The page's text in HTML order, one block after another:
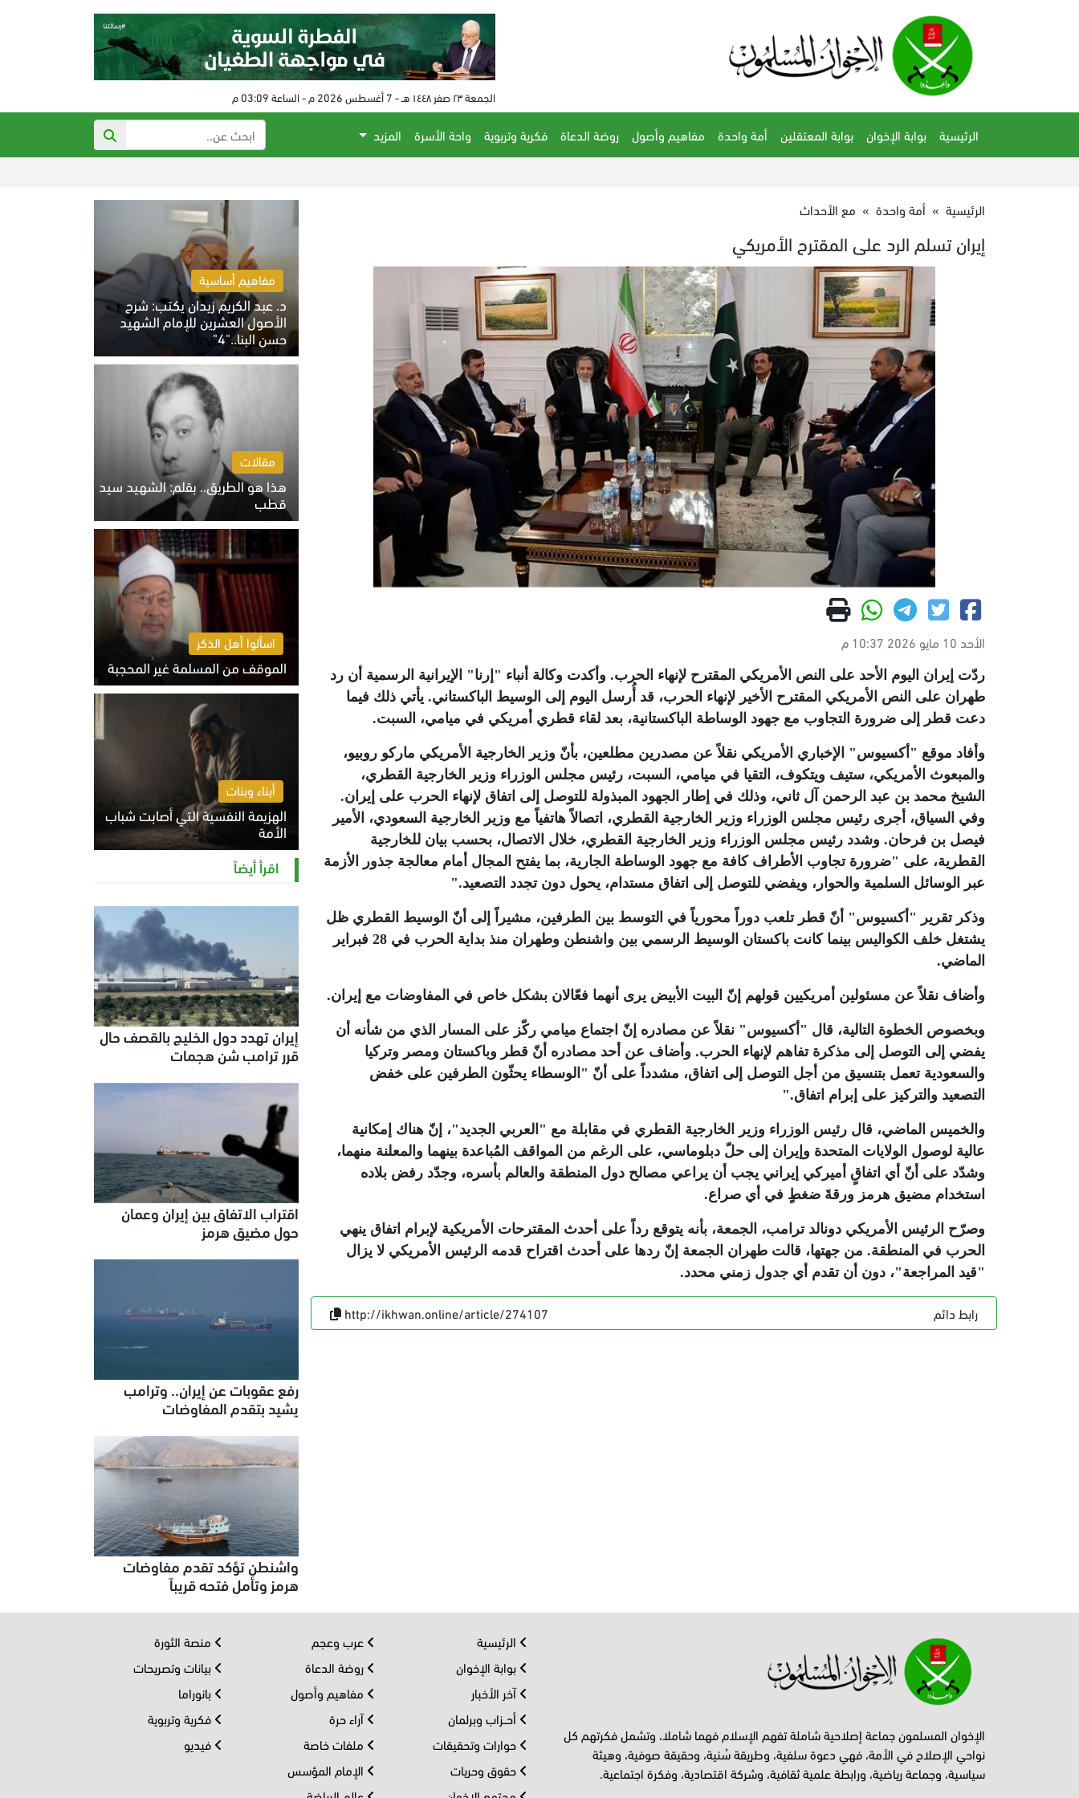
الجمعة ٢٣ صفر ١٤٤٨ هـ - 7 أغسطس 2026 م - الساعة 03:09 م
الرئيسية بوابة الإخوان بوابة المعتقلين أمة واحدة مفاهيم وأصول روضة الدعاة فكرية وتربوية واحة الأسرة
المزيد
الرئيسية » أمة واحدة » مع الأحداث
إيران تسلم الرد على المقترح الأمريكي
الأحد 10 مايو 2026 10:37 م
ردّت إيران اليوم الأحد على النص الأمريكي المقترح لإنهاء الحرب. وأكدت وكالة أنباء "إرنا" الإيرانية الرسمية أن رد
طهران على النص الأمريكي المقترح الأخير لإنهاء الحرب، قد أُرسل اليوم إلى الوسيط الباكستاني. يأتي ذلك فيما
دعت قطر إلى ضرورة التجاوب مع جهود الوساطة الباكستانية، بعد لقاء قطري أمريكي في ميامي، السبت.
وأفاد موقع "أكسيوس" الإخباري الأمريكي نقلاً عن مصدرين مطلعين، بأنّ وزير الخارجية الأمريكي ماركو روبيو،
والمبعوث الأمريكي، ستيف ويتكوف، التقيا في ميامي، السبت، رئيس مجلس الوزراء وزير الخارجية القطري،
الشيخ محمد بن عبد الرحمن آل ثاني، وذلك في إطار الجهود المبذولة للتوصل إلى اتفاق لإنهاء الحرب على إيران.
وفي السياق، أجرى رئيس مجلس الوزراء وزير الخارجية القطري، اتصالاً هاتفياً مع وزير الخارجية السعودي، الأمير
فيصل بن فرحان. وشدد رئيس مجلس الوزراء وزير الخارجية القطري، خلال الاتصال، بحسب بيان للخارجية
القطرية، على "ضرورة تجاوب الأطراف كافة مع جهود الوساطة الجارية، بما يفتح المجال أمام معالجة جذور الأزمة
عبر الوسائل السلمية والحوار، ويفضي للتوصل إلى اتفاق مستدام، يحول دون تجدد التصعيد".
وذكر تقرير "أكسيوس" أنّ قطر تلعب دوراً محورياً في التوسط بين الطرفين، مشيراً إلى أنّ الوسيط القطري ظل
يشتغل خلف الكواليس بينما كانت باكستان الوسيط الرسمي بين واشنطن وطهران منذ بداية الحرب في 28 فبراير
الماضي.
وأضاف نقلاً عن مسئولين أمريكيين قولهم إنّ البيت الأبيض يرى أنهما فعّالان بشكل خاص في المفاوضات مع إيران.
وبخصوص الخطوة التالية، قال "أكسيوس" نقلاً عن مصادره إنّ اجتماع ميامي ركّز على المسار الذي من شأنه أن
يفضي إلى التوصل إلى مذكرة تفاهم لإنهاء الحرب. وأضاف عن أحد مصادره أنّ قطر وباكستان ومصر وتركيا
والسعودية تعمل بتنسيق من أجل التوصل إلى اتفاق، مشدداً على أنّ "الوسطاء يحثّون الطرفين على خفض
التصعيد والتركيز على إبرام اتفاق".
والخميس الماضي، قال رئيس الوزراء وزير الخارجية القطري في مقابلة مع "العربي الجديد"، إنّ هناك إمكانية
عالية لوصول الولايات المتحدة وإيران إلى حلّ دبلوماسي، على الرغم من المواقف المُباعدة بينهما والمعلنة منهما،
وشدّد على أنّ أي اتفاقٍ أميركي إيراني يجب أن يراعي مصالح دول المنطقة والعالم بأسره، وجدّد رفض بلاده
استخدام مضيق هرمز ورقةَ ضغطٍ في أي صراع.
وصرّح الرئيس الأمريكي دونالد ترامب، الجمعة، بأنه يتوقع رداً على أحدث المقترحات الأمريكية لإبرام اتفاق ينهي
الحرب في المنطقة. من جهتها، قالت طهران الجمعة إنّ ردها على أحدث اقتراح قدمه الرئيس الأمريكي لا يزال
"قيد المراجعة"، دون أن تقدم أي جدول زمني محدد.
رابط دائم http://ikhwan.online/article/274107
مفاهيم أساسية
د. عبد الكريم زيدان يكتب: شرح
الأصول العشرين للإمام الشهيد
حسن البنا.."4"
الخميس 6 أغسطس 2026 10:27 ص
مقالات
هذا هو الطريق.. بقلم: الشهيد سيد
قطب
الخميس 6 أغسطس 2026 10:52 ص
اسألوا أهل الذكر
الموقف من المسلمة غير المحجبة
الخميس 6 أغسطس 2026 10:45 ص
أبناء وبنات
الهزيمة النفسية التي أصابت شباب
الأمة
الخميس 6 أغسطس 2026 11:12 ص
اقرأ أيضاً
إيران تهدد دول الخليج بالقصف حال
قرر ترامب شن هجمات
اقتراب الاتفاق بين إيران وعمان
حول مضيق هرمز
رفع عقوبات عن إيران.. وترامب
يشيد بتقدم المفاوضات
واشنطن تؤكد تقدم مفاوضات
هرمز وتأمل فتحه قريباً
الإخوان المسلمون جماعة إصلاحية شاملة تفهم الإسلام فهما شاملا، وتشمل فكرتهم كل
نواحي الإصلاح في الأمة، فهي دعوة سلفية، وطريقة سُنية، وحقيقة صوفية، وهيئة
سياسية، وجماعة رياضية، ورابطة علمية ثقافية، وشركة اقتصادية، وفكرة اجتماعية.
الرئيسية
بوابة الإخوان
آخر الأخبار
أحــزاب وبرلمان
حوارات وتحقيقات
حقوق وحريات
عرب وعجم
روضة الدعاة
مفاهيم وأصول
آراء حرة
ملفات خاصة
الإمام المؤسس
منصة الثورة
بيانات وتصريحات
بانوراما
فكرية وتربوية
فيديو